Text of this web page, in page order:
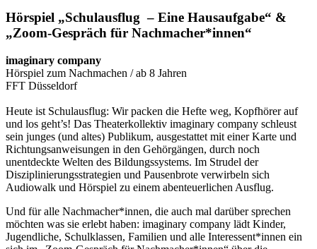
Hörspiel „Schulausflug – Eine Hausaufgabe“ &
„Zoom-Gespräch für Nachmacher*innen“
imaginary company
Hörspiel zum Nachmachen / ab 8 Jahren
FFT Düsseldorf
Heute ist Schulausflug: Wir packen die Hefte weg, Kopfhörer auf
und los geht’s! Das Theaterkollektiv imaginary company schleust
sein junges (und altes) Publikum, ausgestattet mit einer Karte und
Richtungsanweisungen in den Gehörgängen, durch noch
unentdeckte Welten des Bildungssystems. Im Strudel der
Disziplinierungsstrategien und Pausenbrote verwirbeln sich
Audiowalk und Hörspiel zu einem abenteuerlichen Ausflug.
Und für alle Nachmacher*innen, die auch mal darüber sprechen
möchten was sie erlebt haben: imaginary company lädt Kinder,
Jugendliche, Schulklassen, Familien und alle Interessent*innen ein